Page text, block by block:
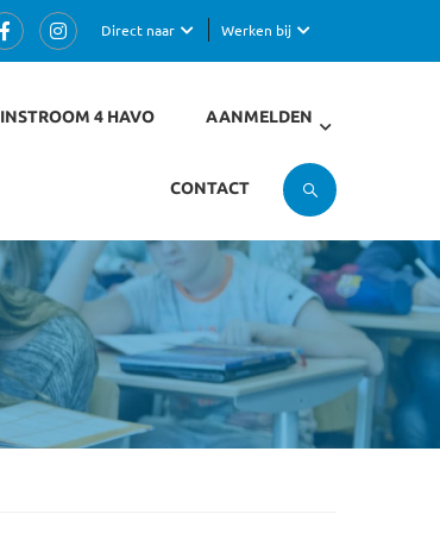
Werken bij
Direct naar
INSTROOM 4 HAVO AANMELDEN
CONTACT